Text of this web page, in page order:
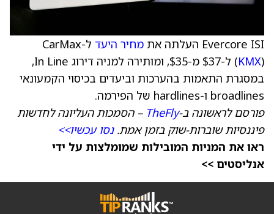
Evercore ISI העלתה את מחיר היעד
ל-CarMax
(KMX
) ל-$37 מ-$35, ומותירה למניה דירוג In Line,
במסגרת התאמות בהערכות וביעדים בכיסוי הקמעונאי
broadlines ו-hardlines של הפירמה.
פורסם לראשונה ב-TheFly – הסמכות העליונה לחדשות
פיננסיות שוברות-שוק בזמן אמת.נסו עכשיו>>
ראו את המניות המובילות שמומלצות על ידי
אנליסטים >>